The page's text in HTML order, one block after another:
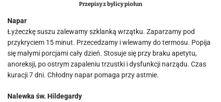
Przepisy z bylicy piołun
Napar
Łyżeczkę suszu zalewamy szklanką wrzątku. Zaparzamy pod
przykryciem 15 minut. Przecedzamy i wlewamy do termosu. Popija
się małymi porcjami cały dzień. Stosuje się przy braku apetytu,
anoreksji, po ostrym zapaleniu trzustki i dysfunkcji narządu. Czas
kuracji 7 dni. Chłodny napar pomaga przy astmie.
Nalewka św. Hildegardy